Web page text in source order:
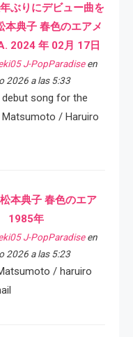
年ぶりにデビュー曲を
本典子 春色のエアメ
2024 年 02月 17日
J-PopParadiseen
2026 a las 5:33
debut song for the
/ Haruiro
松本典子 春色のエア
1985年
J-PopParadiseen
2026 a las 5:23
/ haruiro